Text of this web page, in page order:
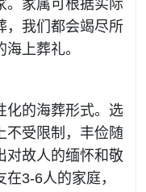
。家属可根据实际
，我们都会竭尽所
上葬礼。
的海葬形式。选
不受限制，丰俭随
对故人的缅怀和敬
3-6人的家庭，